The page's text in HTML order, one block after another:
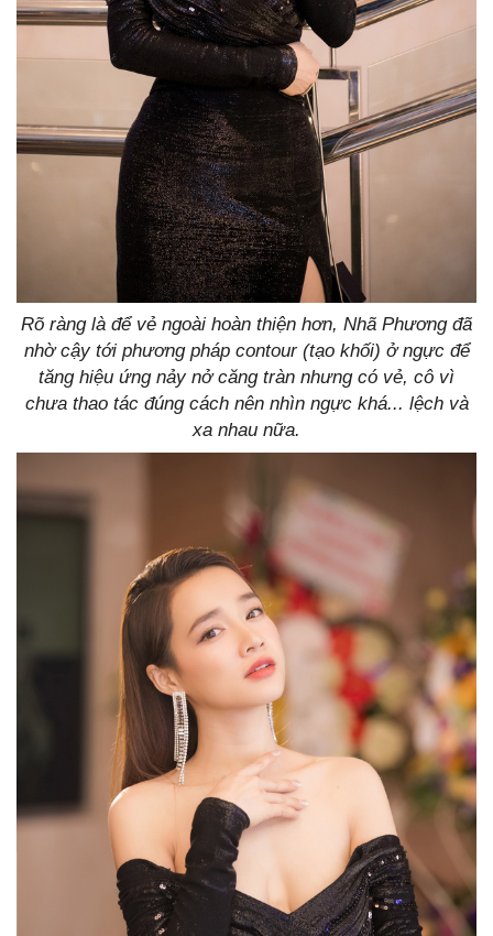
Rõ ràng là để vẻ ngoài hoàn thiện hơn, Nhã Phương đã
nhờ cậy tới phương pháp contour (tạo khối) ở ngực để
tăng hiệu ứng nảy nở căng tràn nhưng có vẻ, cô vì
chưa thao tác đúng cách nên nhìn ngực khá... lệch và
xa nhau nữa.